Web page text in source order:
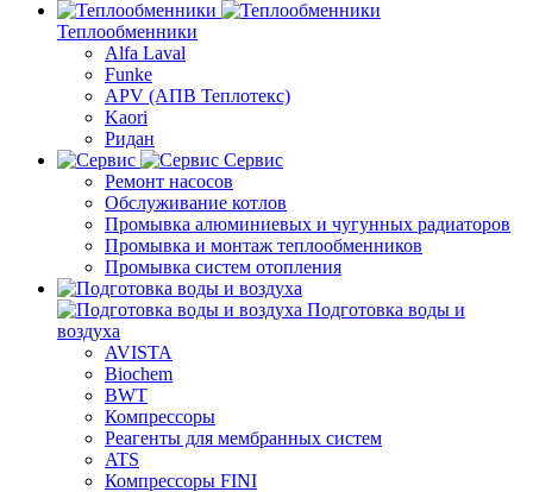
Теплообменники
Alfa Laval
Funke
APV (АПВ Теплотекс)
Kaori
Ридан
Сервис
Ремонт насосов
Обслуживание котлов
Промывка алюминиевых и чугунных радиаторов
Промывка и монтаж теплообменников
Промывка систем отопления
Подготовка воды и
воздуха
AVISTA
Biochem
BWT
Компрессоры
Реагенты для мембранных систем
ATS
Компрессоры FINI